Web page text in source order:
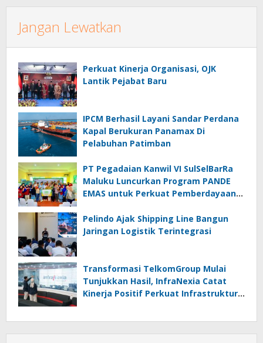
Jangan Lewatkan
Perkuat Kinerja Organisasi, OJK
Lantik Pejabat Baru
IPCM Berhasil Layani Sandar Perdana
Kapal Berukuran Panamax Di
Pelabuhan Patimban
PT Pegadaian Kanwil VI SulSelBarRa
Maluku Luncurkan Program PANDE
EMAS untuk Perkuat Pemberdayaan
Pelindo Ajak Shipping Line Bangun
Jaringan Logistik Terintegrasi
Transformasi TelkomGroup Mulai
Tunjukkan Hasil, InfraNexia Catat
Kinerja Positif Perkuat Infrastruktur